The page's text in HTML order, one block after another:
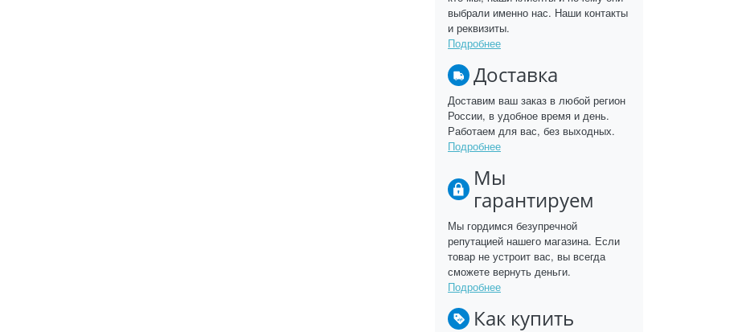
выбрали именно нас. Наши контакты
и реквизиты.
Подробнее
Доставка
Доставим ваш заказ в любой регион
России, в удобное время и день.
Работаем для вас, без выходных.
Подробнее
Мы
гарантируем
Мы гордимся безупречной
репутацией нашего магазина. Если
товар не устроит вас, вы всегда
сможете вернуть деньги.
Подробнее
Как купить